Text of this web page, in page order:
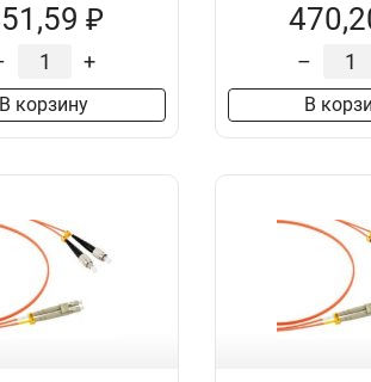
₽
+
В корзину
–
В